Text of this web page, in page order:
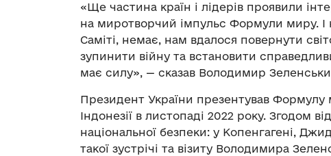
«Ще частина країн і лідерів проявили
на миротворчий імпульс Формули миру. І
Саміті, немає, нам вдалося повернути
зупинити війну та встановити
має силу», — сказав Володимир
Президент України презентував Формулу
Індонезії в листопаді 2022 року. Згодом
національної безпеки: у Копенгагені,
такої зустрічі та візиту Володимира